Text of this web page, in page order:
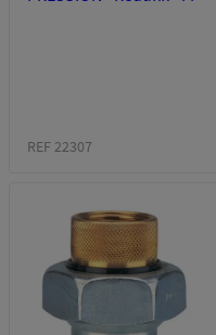
REF 22307